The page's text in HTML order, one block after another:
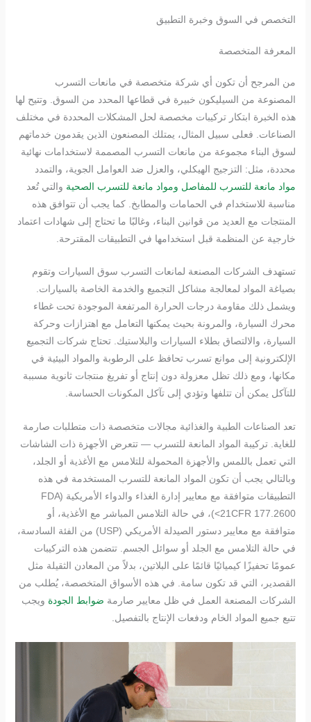
التخصص في السوق وخبرة التطبيق
المعرفة المتخصصة
من المرجح أن تكون أي شركة متخصصة في مانعات التسرب
المصنوعة من السيليكون خبيرة في قطاعها المحدد من السوق. وتتيح لها
هذه الخبرة ابتكار تركيبات مخصصة لحل المشكلات المحددة في مختلف
الصناعات. فعلى سبيل المثال، يمتلك المصنعون الذين يقدمون خدماتهم
لسوق البناء مجموعة من مانعات التسرب المصممة لاستخدامات نهائية
محددة، مثل: التزجيج الهيكلي، والعزل ضد العوامل الجوية، والتمدد
مواد مانعة للتسرب للمفاصل ومواد مانعة للتسرب الصحية والتي تُعد
مناسبة للاستخدام في الحمامات والمطابخ. كما يجب أن تتوافق هذه
المنتجات مع العديد من قوانين البناء، وغالبًا ما تحتاج إلى شهادات اعتماد
خارجية عن المنظمة قبل استخدامها في التطبيقات المقترحة.
تستهدف الشركات المصنعة لمانعات التسرب سوق السيارات وتقوم
بصياغة المواد لمعالجة مشاكل التجميع والخدمة الخاصة بالسيارات.
ويشمل ذلك مقاومة درجات الحرارة المرتفعة الموجودة تحت غطاء
محرك السيارة، والمرونة بحيث يمكنها التعامل مع اهتزازات وحركة
السيارة، والالتصاق بطلاء السيارات والبلاستيك. تحتاج شركات التجميع
الإلكترونية إلى موانع تسرب تحافظ على الرطوبة والمواد البيئية في
مكانها، ومع ذلك تظل معزولة دون إنتاج أو تفريغ منتجات ثانوية مسببة
للتآكل يمكن أن تتلفها وتؤدي إلى تآكل المكونات الحساسة.
تعد الصناعات الطبية والغذائية مجالات متخصصة ذات متطلبات صارمة
للغاية. تركيبة المواد المانعة للتسرب — تتعرض الأجهزة ذات الشاشات
التي تعمل باللمس والأجهزة المحمولة للتلامس مع الأغذية أو الجلد،
وبالتالي يجب أن تكون المواد المانعة للتسرب المستخدمة في هذه
التطبيقات متوافقة مع معايير إدارة الغذاء والدواء الأمريكية (FDA
<21CFR 177.2600)، في حالة التلامس المباشر مع الأغذية، أو
متوافقة مع معايير دستور الصيدلة الأمريكي (USP) من الفئة السادسة،
في حالة التلامس مع الجلد أو سوائل الجسم. تتضمن هذه التركيبات
عمومًا تحفيزًا كيميائيًا قائمًا على البلاتين، بدلاً من المعادن الثقيلة مثل
القصدير، التي قد تكون سامة. في هذه الأسواق المتخصصة، يُطلب من
الشركات المصنعة العمل في ظل معايير صارمة ضوابط الجودة ويجب
تتبع جميع المواد الخام ودفعات الإنتاج بالتفصيل.